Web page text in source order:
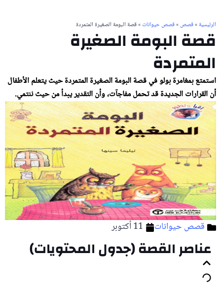
الرئيسية»قصص»قصص حيوانات» قصة البومة الصغيرة المتمردة
قصة البومة الصغيرة
المتمردة
استمتع بمغامرة بولو في قصة البومة الصغيرة المتمردة حيث يتعلم الأطفال
أن القرارات الجديدة قد تحمل مفاجآت، وأن التقدير يبدأ من حيث ننتمي.
قصص حيوانات 11 أكتوبر
عناصر القصة (جدول المحتويات)